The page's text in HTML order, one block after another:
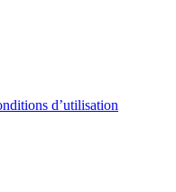
d’utilisation